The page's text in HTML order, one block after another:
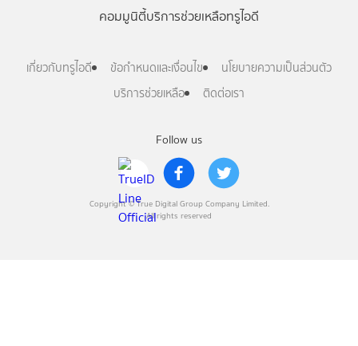
Follow us
Copyright © True Digital Group Company Limited.
All rights reserved
คอมมูนิตี้บริการช่วยเหลือทรูไอดี
เกี่ยวกับทรูไอดี ข้อกำหนดและเงื่อนไข
นโยบายความเป็นส่วนตัว
บริการช่วยเหลือ
ติดต่อเรา